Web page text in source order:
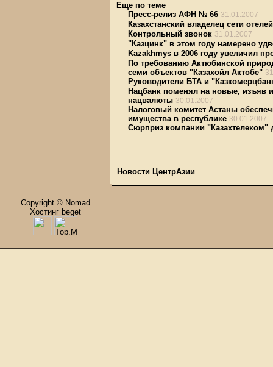
Еще по теме
Пресс-релиз АФН № 66 31.01.2007
Казахстанский владелец сети
Контрольный звонок 31.01.2007
"Казцинк" в этом году намерено
Kazakhmys в 2006 году увеличил
По требованию Актюбинской
семи объектов "Казахойл Актобе"
Руководители БТА и
Нацбанк поменял на новые, изъяв
нацвалюты 30.01.2007
Налоговый комитет Астаны
имущества в республике 30.01.2007
Сюрприз компании "Казахтелеком"
Новости ЦентрАзии
Copyright © Nomad
Хостинг beget